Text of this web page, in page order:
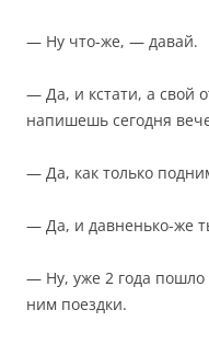
— Ну что-же, — давай.
— Да, и кстати, а свой
напишешь сегодня
— Да, как только
— Да, и давненько-же
— Ну, уже 2 года пошло
ним поездки.